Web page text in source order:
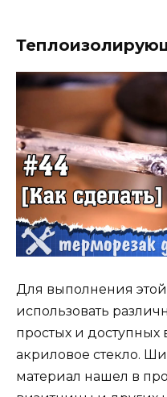
Для выполнения
использовать
простых и доступных
акриловое стекло.
материал нашел в